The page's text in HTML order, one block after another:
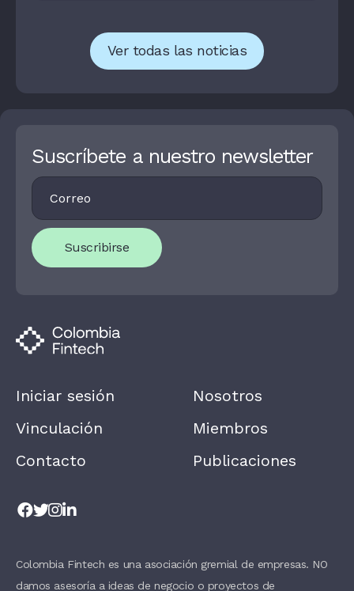
Ver todas las noticias
Suscríbete a nuestro newsletter
Footer
Newsletter
Suscribirse
I
O
U
A
R
N
,
V
H
S
L
A
K
Iniciar sesión
Vinculación
Contacto
Nosotros
Miembros
Publicaciones
Colombia Fintech es una asociación gremial de empresas. NO
damos asesoría a ideas de negocio o proyectos de